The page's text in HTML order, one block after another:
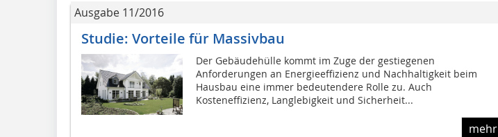
Ausgabe 11/2016
Studie: Vorteile für Massivbau
Der Gebäudehülle kommt im Zuge der gestiegenen
Anforderungen an Energieeffizienz und Nachhaltigkeit beim
Hausbau eine immer bedeutendere Rolle zu. Auch
Kosteneffizienz, Langlebigkeit und Sicherheit...
mehr